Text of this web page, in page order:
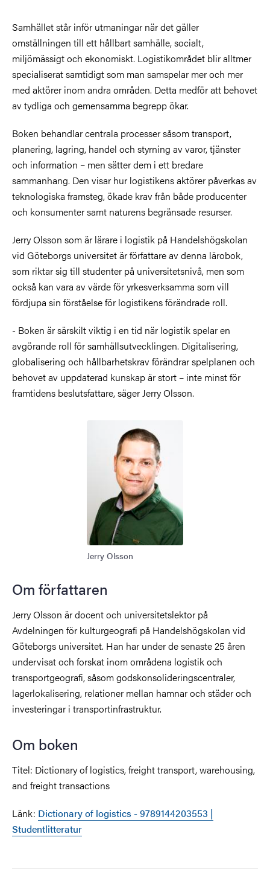
Samhället står inför utmaningar när det gäller
omställningen till ett hållbart samhälle, socialt,
miljömässigt och ekonomiskt. Logistikområdet blir alltmer
specialiserat samtidigt som man samspelar mer och mer
med aktörer inom andra områden. Detta medför att behovet
av tydliga och gemensamma begrepp ökar.
Boken behandlar centrala processer såsom transport,
planering, lagring, handel och styrning av varor, tjänster
och information – men sätter dem i ett bredare
sammanhang. Den visar hur logistikens aktörer påverkas av
teknologiska framsteg, ökade krav från både producenter
och konsumenter samt naturens begränsade resurser.
Jerry Olsson som är lärare i logistik på Handelshögskolan
vid Göteborgs universitet är författare av denna lärobok,
som riktar sig till studenter på universitetsnivå, men som
också kan vara av värde för yrkesverksamma som vill
fördjupa sin förståelse för logistikens förändrade roll.
- Boken är särskilt viktig i en tid när logistik spelar en
avgörande roll för samhällsutvecklingen. Digitalisering,
globalisering och hållbarhetskrav förändrar spelplanen och
behovet av uppdaterad kunskap är stort – inte minst för
framtidens beslutsfattare, säger Jerry Olsson.
Jerry Olsson
Om författaren
Jerry Olsson är docent och universitetslektor på
Avdelningen för kulturgeografi på Handelshögskolan vid
Göteborgs universitet. Han har under de senaste 25 åren
undervisat och forskat inom områdena logistik och
transportgeografi, såsom godskonsolideringscentraler,
lagerlokalisering, relationer mellan hamnar och städer och
investeringar i transportinfrastruktur.
Om boken
Titel: Dictionary of logistics, freight transport, warehousing,
and freight transactions
Länk: Dictionary of logistics - 9789144203553 |
Studentlitteratur